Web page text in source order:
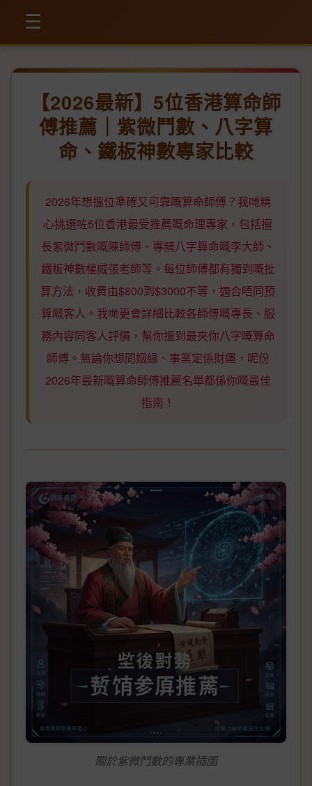
☰
【2026最新】5位香港算命師
傅推薦｜紫微鬥數、八字算
命、鐵板神數專家比較
2026年想搵位準確又可靠嘅算命師傅？我哋精
心挑選咗5位香港最受推薦嘅命理專家，包括擅
長紫微鬥數嘅陳師傅、專精八字算命嘅李大師、
鐵板神數權威張老師等。每位師傅都有獨到嘅批
算方法，收費由$800到$3000不等，適合唔同預
算嘅客人。我哋更會詳細比較各師傅嘅專長、服
務內容同客人評價，幫你搵到最夾你八字嘅算命
師傅。無論你想問姻緣、事業定係財運，呢份
2026年最新嘅算命師傅推薦名單都係你嘅最佳
指南！
關於紫微鬥數的專業插圖